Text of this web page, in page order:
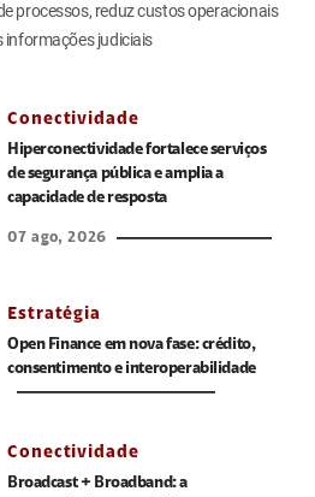
processos, reduz custos operacionais
informações judiciais
Conectividade
Hiperconectividade fortalece serviços
de segurança pública e amplia a
capacidade de resposta
07 ago, 2026
Estratégia
Open Finance em nova fase: crédito,
consentimento e interoperabilidade
Conectividade
Broadcast + Broadband: a